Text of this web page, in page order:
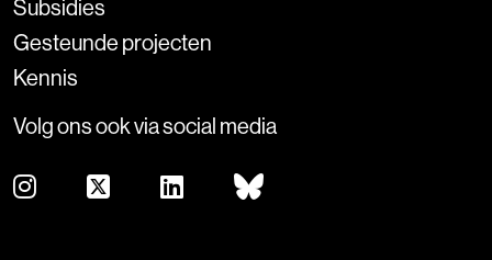
Subsidies
Gesteunde projecten
Kennis
Volg ons ook via social media